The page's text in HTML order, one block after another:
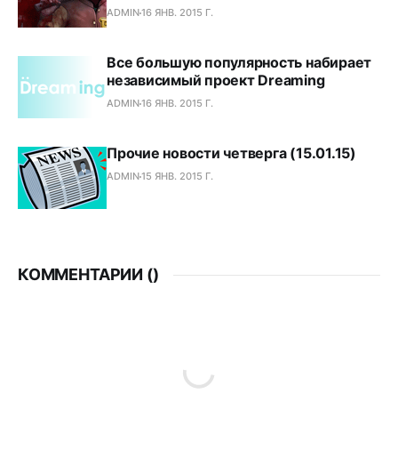
ADMIN16 ЯНВ. 2015 Г.
Все большую популярность набирает
независимый проект Dreaming
ADMIN16 ЯНВ. 2015 Г.
Прочие новости четверга (15.01.15)
ADMIN15 ЯНВ. 2015 Г.
КОММЕНТАРИИ ()